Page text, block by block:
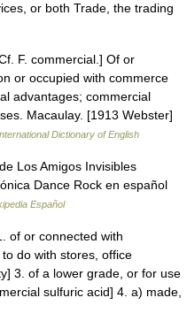
or both Trade, the trading
F. commercial.] Of or
or occupied with commerce
advantages; commercial
Macaulay. [1913 Webster]
Dictionary of English
Los Amigos Invisibles
Dance Rock en español
Español
of or connected with
do with stores, office
3. of a lower grade, or for use
sulfuric acid] 4. a) made,